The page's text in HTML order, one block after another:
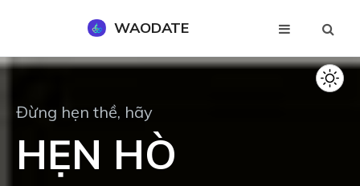
WAODATE